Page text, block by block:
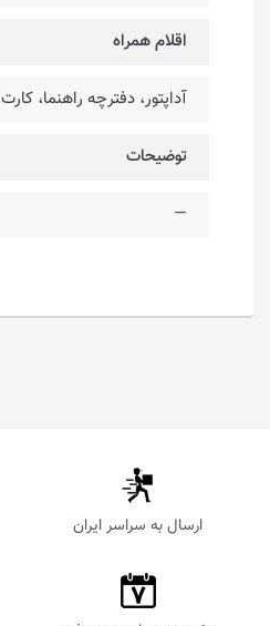
اقلام همراه
آداپتور، دفترچه راهنما،
توضیحات
—
ارسال به سراسر ایران